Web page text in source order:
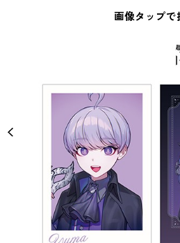
画像タップで